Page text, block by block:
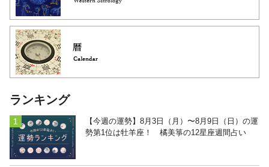
ランキング
【今週の運勢】8月3日（月）〜8月9日（日）の運
勢第1位は牡羊座！ 橘美箏の12星座週間占い